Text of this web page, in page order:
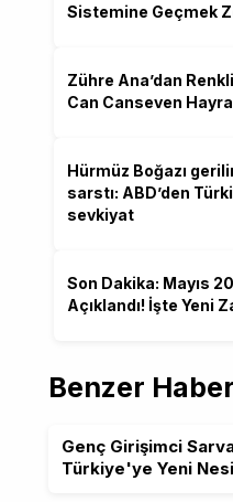
Sistemine Geçmek
Zühre Ana’dan
Can Canseven
Hürmüz Boğazı
sarstı: ABD’den
sevkiyat
Son Dakika: Mayıs
Açıklandı! İşte Yeni
Benzer
Genç Girişimci
Türkiye'ye Yeni